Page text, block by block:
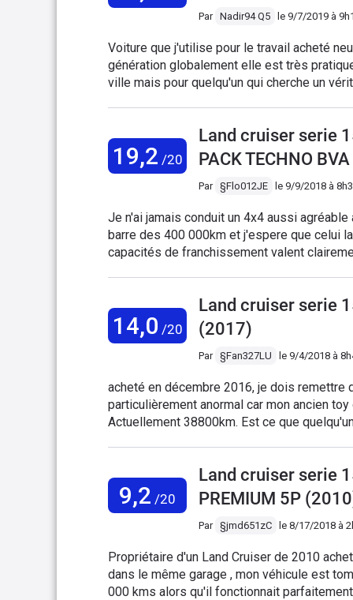
gadgets électroniques à la
général. Le volume
modularité. La qualité des
reste : elles se marquent
4X4 qui a aussi un côté
autres fonctions téléphone
GPS est fournie pendant
suis très satisfait et
Par Nadir94 Q5 le 9/7/2019 à
Voiture que j'utilise pour le travail acheté neuf en 2017 elle remplace mon Audi q5 de première
génération globalement elle est très pratique, confortable, fiable bon après elle n'est pas faite pour la
ville mais pour quelqu'un qui cherche un
19,2 /20
Land cruiser serie
PACK TECHNO
Par §Flo012JE le 9/9/2018 à
Je n'ai jamais conduit un 4x4 aussi
barre des 400 000km et j'espere que celui
capacités de franchissement valent
14,0 /20
Land cruiser serie
(2017)
Par §Fan327LU le 9/4/2018 à
acheté en décembre 2016, je dois remettre de l'huile tous les 7000kms.. Je trouve cela
particulièrement anormal car mon ancien toy de
Actuellement 38800km. Est ce que
9,2 /20
Land cruiser serie
PREMIUM 5P
Par §jmd651zC le 8/17/2018 à
Propriétaire d'un Land Cruiser de 2010
dans le même garage , mon véhicule est
000 kms alors qu'il fonctionnait